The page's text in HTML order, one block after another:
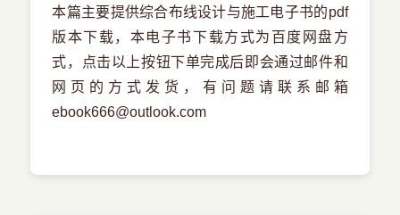
本篇主要提供综合布线设计与施工电子书的pdf
版本下载，本电子书下载方式为百度网盘方
式，点击以上按钮下单完成后即会通过邮件和
网页的方式发货，有问题请联系邮箱
ebook666@outlook.com